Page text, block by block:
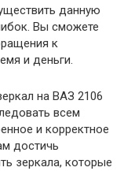
данную
Вы сможете
к
и деньги.
на ВАЗ 2106
всем
и корректное
достичь
зеркала, которые